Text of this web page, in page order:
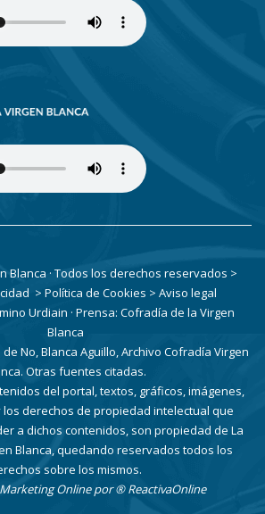
Blanca · Todos los derechos reservados >
> Política de Cookies > Aviso legal
Urdiain · Prensa: Cofradía de la Virgen
Blanca
No, Blanca Aguillo, Archivo Cofradía Virgen
Otras fuentes citadas.
del portal, textos, gráficos, imágenes,
derechos de propiedad intelectual que
a dichos contenidos, son propiedad de La
Blanca, quedando reservados todos los
sobre los mismos.
Online por® ReactivaOnline